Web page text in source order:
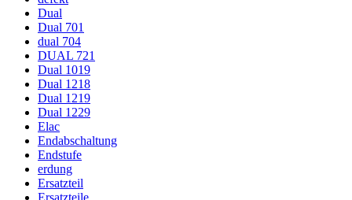
Dual
Dual 701
dual 704
DUAL 721
Dual 1019
Dual 1218
Dual 1219
Dual 1229
Elac
Endabschaltung
Endstufe
erdung
Ersatzteil
Ersatzteile